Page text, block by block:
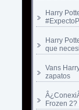
Harry
Harry
que
Vans
zapatos
Frozen